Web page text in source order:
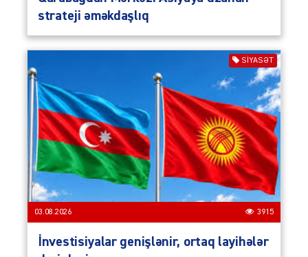
strateji əməkdaşlıq
SIYASƏT
03.08.2026 3915
İnvestisiyalar genişlənir, ortaq layihələr